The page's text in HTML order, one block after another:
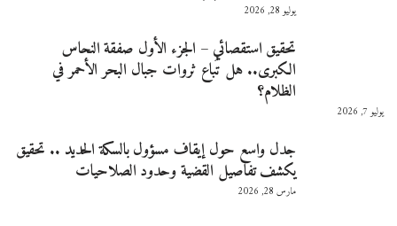
يوليو 28, 2026
تحقيق استقصائي – الجزء الأول صفقة النحاس
الكبرى.. هل تُباع ثروات جبال البحر الأحمر في
الظلام؟
يوليو 7, 2026
جدل واسع حول إيقاف مسؤول بالسكة الحديد .. تحقيق
يكشف تفاصيل القضية وحدود الصلاحيات
مارس 28, 2026